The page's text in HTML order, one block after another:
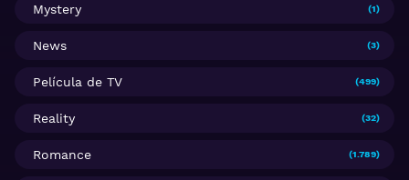
Mystery (1)
News (3)
Película de TV (499)
Reality (32)
Romance (1.789)